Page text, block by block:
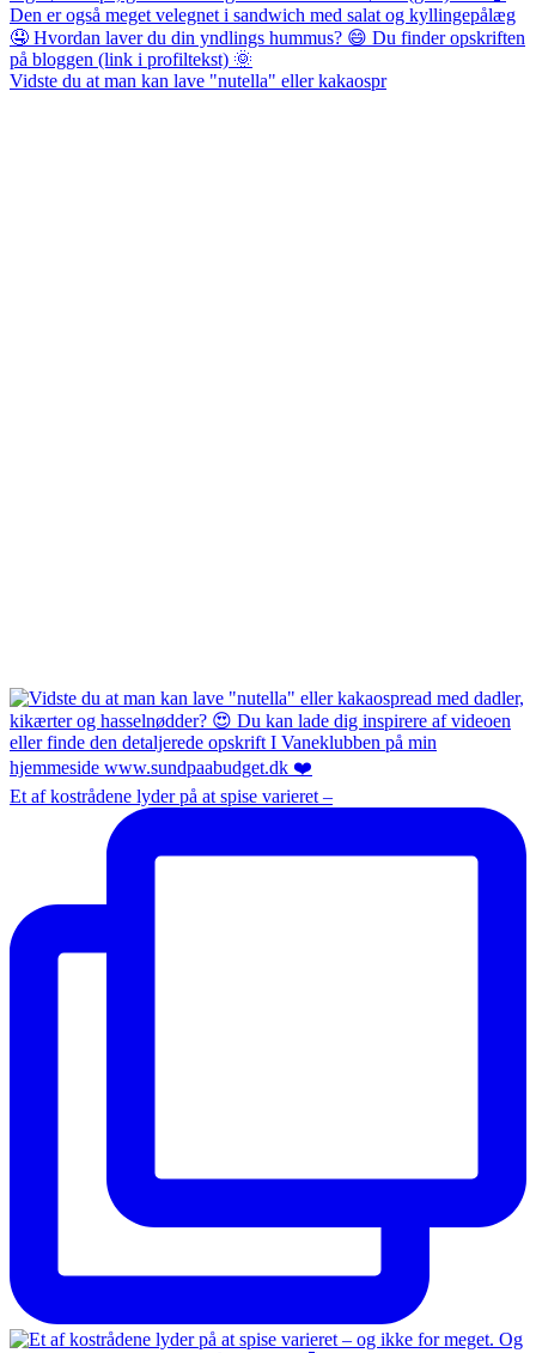
Vidste du at man kan lave "nutella" eller kakaospr
Et af kostrådene lyder på at spise varieret –